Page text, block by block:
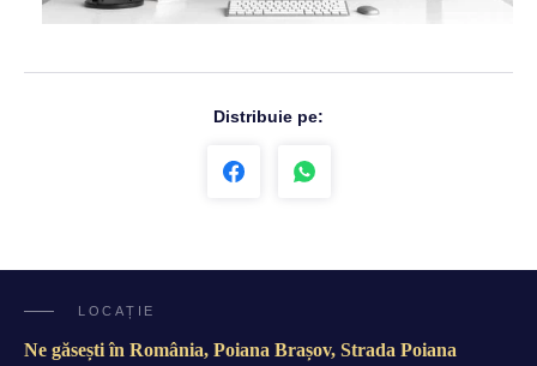
Distribuie pe:
LOCAȚIE
Ne găsești în România, Poiana Brașov, Strada Poiana